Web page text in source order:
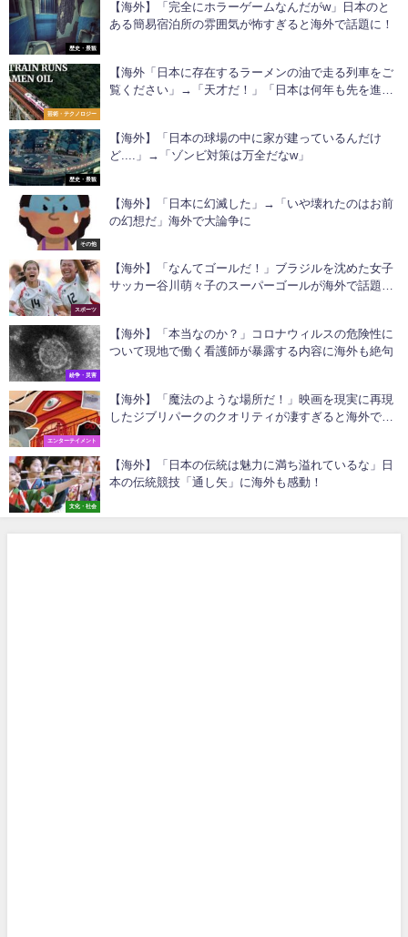
歴史・景観
【海外】「完全にホラーゲームなんだがw」日本のと
ある簡易宿泊所の雰囲気が怖すぎると海外で話題に！
芸術・テクノロジー
【海外「日本に存在するラーメンの油で走る列車をご
覧ください」→「天才だ！」「日本は何年も先を進ん
歴史・景観
【海外】「日本の球場の中に家が建っているんだけ
ど....」→「ゾンビ対策は万全だなw」
その他
【海外】「日本に幻滅した」→「いや壊れたのはお前
の幻想だ」海外で大論争に
スポーツ
【海外】「なんてゴールだ！」ブラジルを沈めた女子
サッカー谷川萌々子のスーパーゴールが海外で話題
紛争・災害
【海外】「本当なのか？」コロナウィルスの危険性に
ついて現地で働く看護師が暴露する内容に海外も絶句
エンターテイメント
【海外】「魔法のような場所だ！」映画を現実に再現
したジブリパークのクオリティが凄すぎると海外で話
文化・社会
【海外】「日本の伝統は魅力に満ち溢れているな」日
本の伝統競技「通し矢」に海外も感動！